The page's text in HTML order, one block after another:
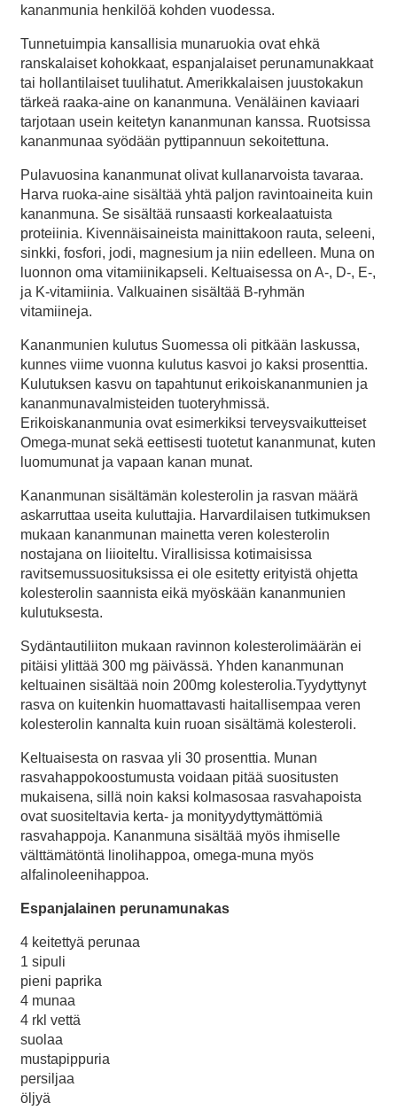
kananmunia henkilöä kohden vuodessa.
Tunnetuimpia kansallisia munaruokia ovat ehkä
ranskalaiset kohokkaat, espanjalaiset perunamunakkaat
tai hollantilaiset tuulihatut. Amerikkalaisen juustokakun
tärkeä raaka-aine on kananmuna. Venäläinen kaviaari
tarjotaan usein keitetyn kananmunan kanssa. Ruotsissa
kananmunaa syödään pyttipannuun sekoitettuna.
Pulavuosina kananmunat olivat kullanarvoista tavaraa.
Harva ruoka-aine sisältää yhtä paljon ravintoaineita kuin
kananmuna. Se sisältää runsaasti korkealaatuista
proteiinia. Kivennäisaineista mainittakoon rauta, seleeni,
sinkki, fosfori, jodi, magnesium ja niin edelleen. Muna on
luonnon oma vitamiinikapseli. Keltuaisessa on A-, D-, E-,
ja K-vitamiinia. Valkuainen sisältää B-ryhmän
vitamiineja.
Kananmunien kulutus Suomessa oli pitkään laskussa,
kunnes viime vuonna kulutus kasvoi jo kaksi prosenttia.
Kulutuksen kasvu on tapahtunut erikoiskananmunien ja
kananmunavalmisteiden tuoteryhmissä.
Erikoiskananmunia ovat esimerkiksi terveysvaikutteiset
Omega-munat sekä eettisesti tuotetut kananmunat, kuten
luomumunat ja vapaan kanan munat.
Kananmunan sisältämän kolesterolin ja rasvan määrä
askarruttaa useita kuluttajia. Harvardilaisen tutkimuksen
mukaan kananmunan mainetta veren kolesterolin
nostajana on liioiteltu. Virallisissa kotimaisissa
ravitsemussuosituksissa ei ole esitetty erityistä ohjetta
kolesterolin saannista eikä myöskään kananmunien
kulutuksesta.
Sydäntautiliiton mukaan ravinnon kolesterolimäärän ei
pitäisi ylittää 300 mg päivässä. Yhden kananmunan
keltuainen sisältää noin 200mg kolesterolia.Tyydyttynyt
rasva on kuitenkin huomattavasti haitallisempaa veren
kolesterolin kannalta kuin ruoan sisältämä kolesteroli.
Keltuaisesta on rasvaa yli 30 prosenttia. Munan
rasvahappokoostumusta voidaan pitää suositusten
mukaisena, sillä noin kaksi kolmasosaa rasvahapoista
ovat suositeltavia kerta- ja monityydyttymättömiä
rasvahappoja. Kananmuna sisältää myös ihmiselle
välttämätöntä linolihappoa, omega-muna myös
alfalinoleenihappoa.
Espanjalainen perunamunakas
4 keitettyä perunaa
1 sipuli
pieni paprika
4 munaa
4 rkl vettä
suolaa
mustapippuria
persiljaa
öljyä